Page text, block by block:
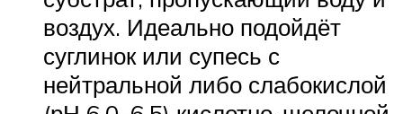
воздух. Идеально подойдёт
суглинок или супесь с
нейтральной либо слабокислой